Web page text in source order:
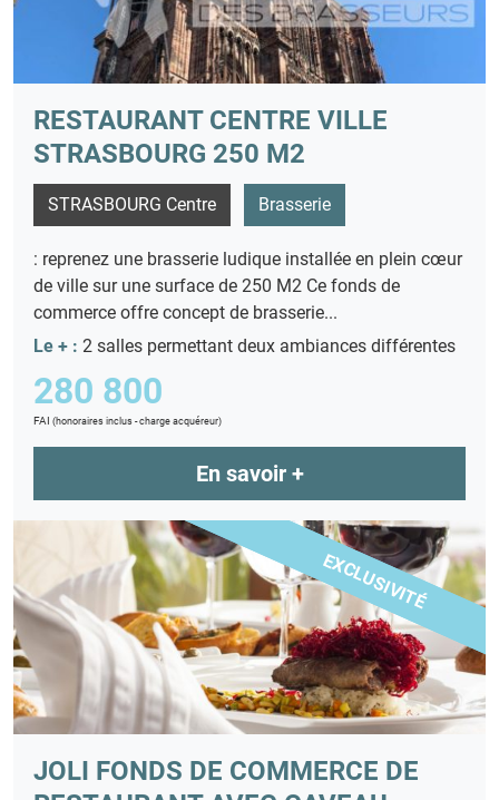
RESTAURANT CENTRE VILLE
STRASBOURG 250 M2
STRASBOURG Centre Brasserie
: reprenez une brasserie ludique installée en plein cœur
de ville sur une surface de 250 M2 Ce fonds de
commerce offre concept de brasserie...
Le + : 2 salles permettant deux ambiances différentes
280 800
FAI (honoraires inclus - charge acquéreur)
En savoir +
EXCLUSIVITÉ
JOLI FONDS DE COMMERCE DE